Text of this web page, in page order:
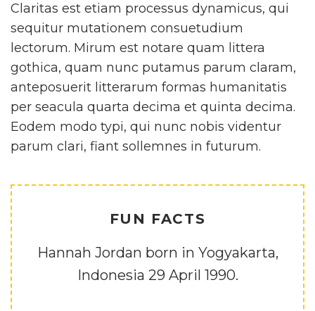
Claritas est etiam processus dynamicus, qui
sequitur mutationem consuetudium
lectorum. Mirum est notare quam littera
gothica, quam nunc putamus parum claram,
anteposuerit litterarum formas humanitatis
per seacula quarta decima et quinta decima.
Eodem modo typi, qui nunc nobis videntur
parum clari, fiant sollemnes in futurum.
FUN FACTS
Hannah Jordan born in Yogyakarta,
Indonesia 29 April 1990.